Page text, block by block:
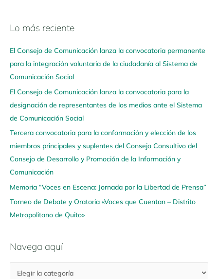
Lo más reciente
El Consejo de Comunicación lanza la convocatoria permanente
para la integración voluntaria de la ciudadanía al Sistema de
Comunicación Social
El Consejo de Comunicación lanza la convocatoria para la
designación de representantes de los medios ante el Sistema
de Comunicación Social
Tercera convocatoria para la conformación y elección de los
miembros principales y suplentes del Consejo Consultivo del
Consejo de Desarrollo y Promoción de la Información y
Comunicación
Memoria “Voces en Escena: Jornada por la Libertad de Prensa”
Torneo de Debate y Oratoria «Voces que Cuentan – Distrito
Metropolitano de Quito»
Navega aquí
N
v
e
g
a
a
q
u
í